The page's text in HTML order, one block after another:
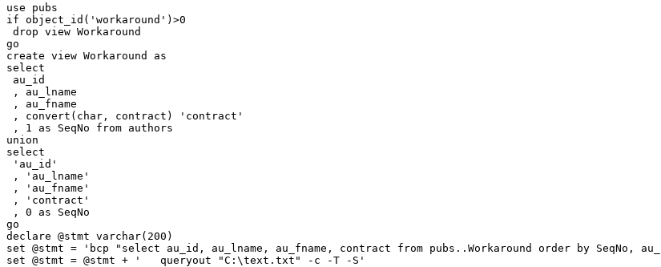
use pubs
if object_id('workaround')>0
drop view Workaround
go
create view Workaround as
select
au_id
, au_lname
, au_fname
, convert(char, contract) 'contract'
, 1 as SeqNo from authors
union
select
'au_id'
, 'au_lname'
, 'au_fname'
, 'contract'
, 0 as SeqNo
go
declare @stmt varchar(200)
set @stmt = 'bcp "select au_id, au_lname, au_fname, contract from pubs..Workaround order by SeqNo,
set @stmt = @stmt + '	queryout "C:\text.txt" -c -T -S'